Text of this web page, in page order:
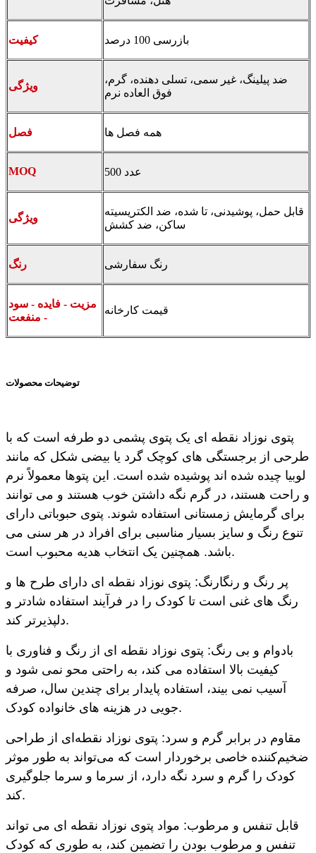
کیفیت بازرسی 100 درصد
ویژگی
ضد پیلینگ، غیر سمی، تسلی دهنده، گرم،
فوق العاده نرم
فصل همه فصل ها
MOQ 500 عدد
ویژگی
قابل حمل، پوشیدنی، تا شده، ضد الکتریسیته
ساکن، ضد کشش
رنگ رنگ سفارشی
مزیت - فایده - سود
- منفعت
قیمت کارخانه
توضیحات محصولات
پتوی نوزاد نقطه ای یک پتوی پشمی دو طرفه است که با
طرحی از برجستگی های کوچک گرد یا بیضی شکل که مانند
لوبیا چیده شده اند پوشیده شده است. این پتوها معمولاً نرم
و راحت هستند، در گرم نگه داشتن خوب هستند و می توانند
برای گرمایش زمستانی استفاده شوند. پتوی حبوباتی دارای
تنوع رنگ و سایز بسیار مناسبی برای افراد در هر سنی می
باشد. همچنین یک انتخاب هدیه محبوب است.
پر رنگ و رنگارنگ: پتوی نوزاد نقطه ای دارای طرح ها و
رنگ های غنی است تا کودک را در فرآیند استفاده شادتر و
دلپذیرتر کند.
بادوام و بی رنگ: پتوی نوزاد نقطه ای از رنگ و فناوری با
کیفیت بالا استفاده می کند، به راحتی محو نمی شود و
آسیب نمی بیند، استفاده پایدار برای چندین سال، صرفه
جویی در هزینه های خانواده کودک.
مقاوم در برابر گرم و سرد: پتوی نوزاد نقطه‌ای از طراحی
ضخیم‌کننده خاصی برخوردار است که می‌تواند به طور موثر
کودک را گرم و سرد نگه دارد، از سرما و سرما جلوگیری
کند.
قابل تنفس و مرطوب: مواد پتوی نوزاد نقطه ای می تواند
تنفس و مرطوب بودن را تضمین کند، به طوری که کودک